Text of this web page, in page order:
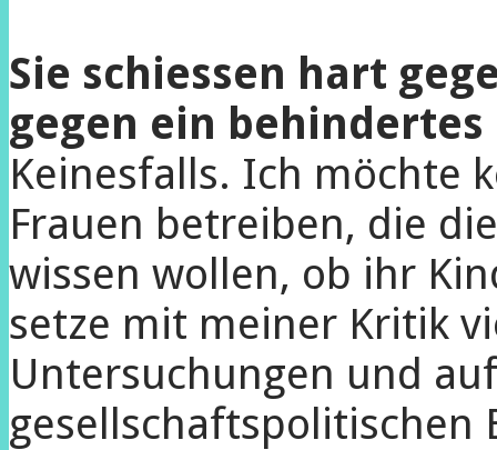
Sie schiessen hart
gegen ein
Keinesfalls. Ich möchte
Frauen betreiben, die
wissen wollen, ob ihr
setze mit meiner Kritik
Untersuchungen und
gesellschaftspolitischen